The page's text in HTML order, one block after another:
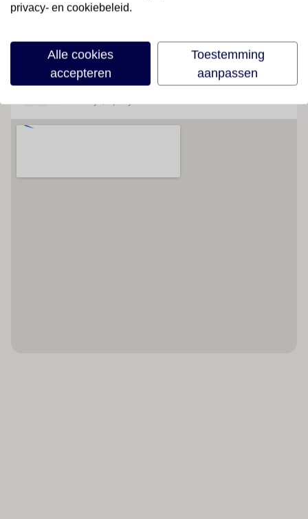
Lees meer
Locatie
privacy- en cookiebeleid.
Alle cookies
accepteren
Toestemming
aanpassen